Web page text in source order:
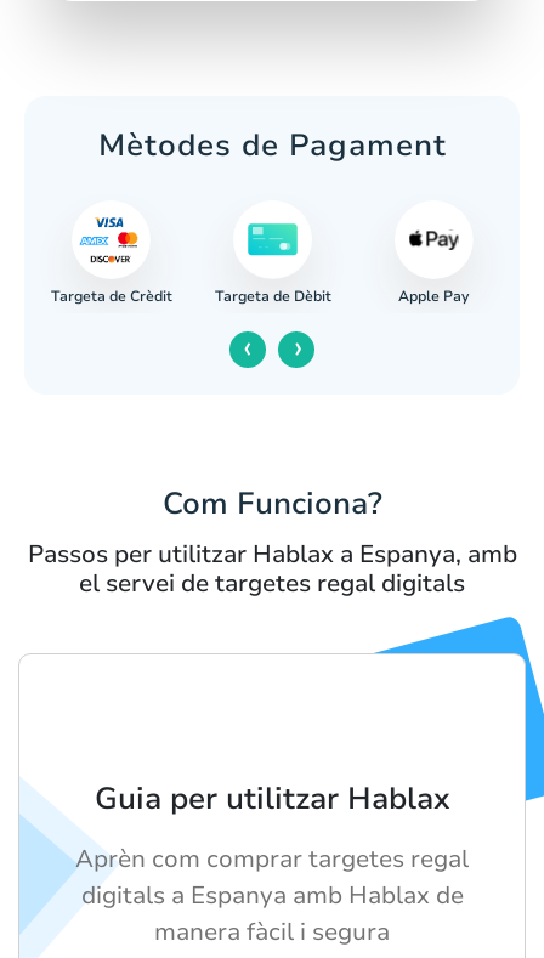
Mètodes de Pagament
Targeta de Crèdit Targeta de Dèbit Apple Pay
‹ ›
Com Funciona?
Passos per utilitzar Hablax a Espanya, amb
el servei de targetes regal digitals
Guia per utilitzar Hablax
Aprèn com comprar targetes regal
digitals a Espanya amb Hablax de
manera fàcil i segura